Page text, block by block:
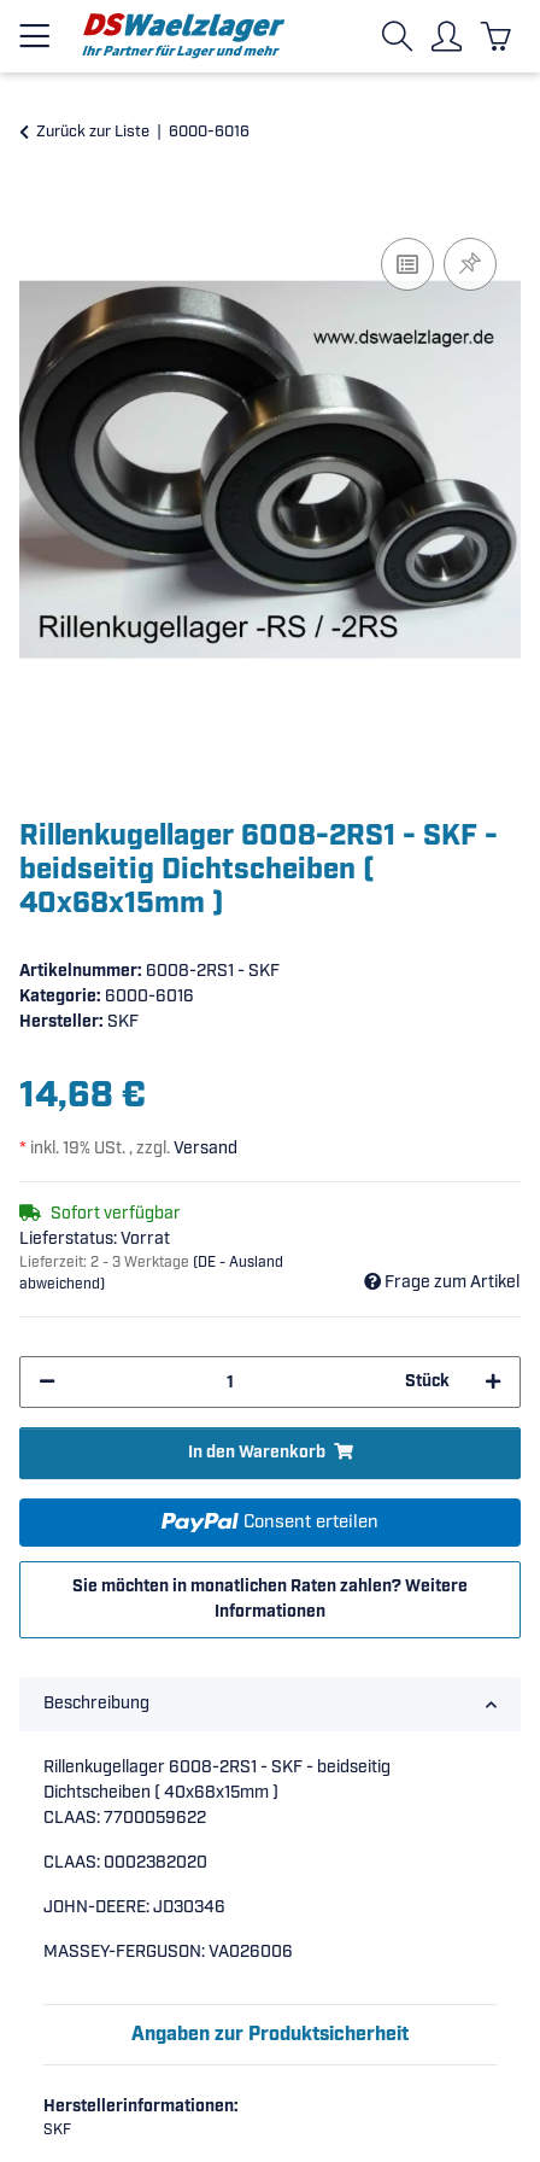
Zurück zur Liste 6000-6016
Rillenkugellager 6008-2RS1 - SKF -
beidseitig Dichtscheiben (
40x68x15mm )
Artikelnummer: 6008-2RS1 - SKF
Kategorie: 6000-6016
Hersteller: SKF
14,68 €
* inkl. 19% USt. , zzgl.Versand
Sofort verfügbar
Lieferstatus: Vorrat
Lieferzeit: 2 - 3 Werktage (DE - Ausland
abweichend)
Frage zum Artikel
Stück
In den Warenkorb
Consent erteilen
Sie möchten in monatlichen Raten zahlen?Weitere
Informationen
Beschreibung
Rillenkugellager 6008-2RS1 - SKF - beidseitig
Dichtscheiben ( 40x68x15mm )
CLAAS: 7700059622
CLAAS: 0002382020
JOHN-DEERE: JD30346
MASSEY-FERGUSON: VA026006
Angaben zur Produktsicherheit
Herstellerinformationen:
SKF